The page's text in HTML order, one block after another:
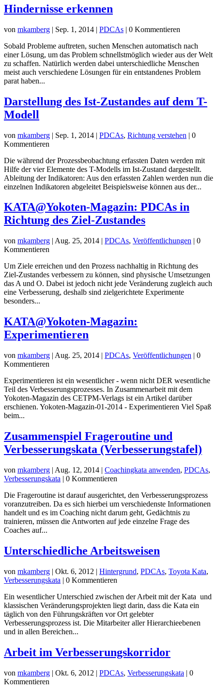
Hindernisse erkennen
von mkamberg | Sep. 1, 2014 | PDCAs | 0 Kommentieren
Sobald Probleme auftreten, suchen Menschen automatisch nach
einer Lösung, um das Problem schnellstmöglich wieder aus der Welt
zu schaffen. Natürlich werden dabei unterschiedliche Menschen
meist auch verschiedene Lösungen für ein entstandenes Problem
parat haben...
Darstellung des Ist-Zustandes auf dem T-
Modell
von mkamberg | Sep. 1, 2014 | PDCAs, Richtung verstehen | 0
Kommentieren
Die während der Prozessbeobachtung erfassten Daten werden mit
Hilfe der vier Elemente des T-Modells im Ist-Zustand dargestellt.
Ableitung der Indikatoren: Aus den erfassten Zahlen werden nun die
einzelnen Indikatoren abgeleitet Beispielsweise können aus der...
KATA@Yokoten-Magazin: PDCAs in
Richtung des Ziel-Zustandes
von mkamberg | Aug. 25, 2014 | PDCAs, Veröffentlichungen | 0
Kommentieren
Um Ziele erreichen und den Prozess nachhaltig in Richtung des
Ziel-Zustandes verbessern zu können, sind physische Umsetzungen
das A und O. Dabei ist jedoch nicht jede Veränderung zugleich auch
eine Verbesserung, deshalb sind zielgerichtete Experimente
besonders...
KATA@Yokoten-Magazin:
Experimentieren
von mkamberg | Aug. 25, 2014 | PDCAs, Veröffentlichungen | 0
Kommentieren
Experimentieren ist ein wesentlicher - wenn nicht DER wesentliche
Teil des Verbesserungsprozesses. In Zusammenarbeit mit dem
Yokoten-Magazin des CETPM-Verlags ist ein Artikel darüber
erschienen. Yokoten-Magazin-01-2014 - Experimentieren Viel Spaß
beim...
Zusammenspiel Frageroutine und
Verbesserungskata (Verbesserungstafel)
von mkamberg | Aug. 12, 2014 | Coachingkata anwenden, PDCAs,
Verbesserungskata | 0 Kommentieren
Die Frageroutine ist darauf ausgerichtet, den Verbesserungsprozess
voranzutreiben. Da es sich hierbei um verschiedenste Informationen
handelt und es im Coaching nicht darum geht, Gedächtnis zu
trainieren, müssen die Antworten auf jede einzelne Frage des
Coaches auf...
Unterschiedliche Arbeitsweisen
von mkamberg | Okt. 6, 2012 | Hintergrund, PDCAs, Toyota Kata,
Verbesserungskata | 0 Kommentieren
Ein wesentlicher Unterschied zwischen der Arbeit mit der Kata und
klassischen Veränderungsprojekten liegt darin, dass die Kata ein
täglich von den Führungskräften vor Ort gelebter
Verbesserungsprozess ist. Die Mitarbeiter aller Hierarchieebenen
und in allen Bereichen...
Arbeit im Verbesserungskorridor
von mkamberg | Okt. 6, 2012 | PDCAs, Verbesserungskata | 0
Kommentieren